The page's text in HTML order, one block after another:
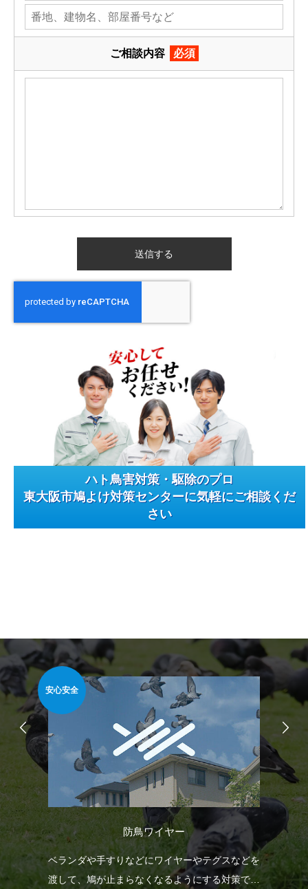
ご相談内容 必須
ハト鳥害対策・駆除のプロ
東大阪市鳩よけ対策センターに気軽にご相談くだ
さい
安心安全
防鳥ワイヤー
ベランダや手すりなどにワイヤーやテグスなどを
渡して、鳩が止まらなくなるようにする対策で